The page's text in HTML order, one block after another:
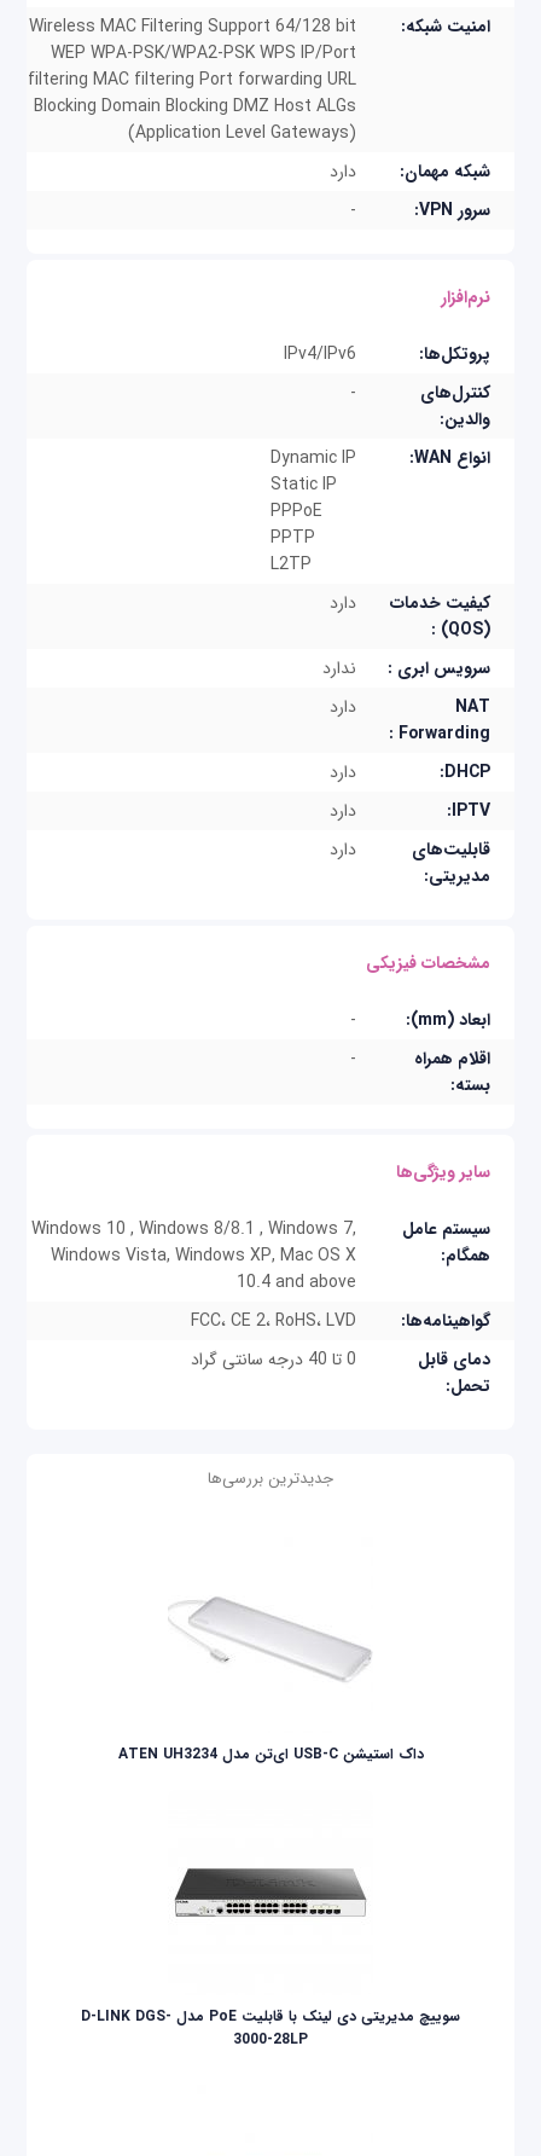
امنیت شبکه:
Wireless MAC Filtering Support 64/128 bit
WEP WPA-PSK/WPA2-PSK WPS IP/Port
filtering MAC filtering Port forwarding URL
Blocking Domain Blocking DMZ Host ALGs
(Application Level Gateways)
شبکه مهمان:
دارد
سرور VPN:
-
نرم‌افزار
پروتکل‌ها:
IPv4/IPv6
کنترل‌‌های
والدین:
-
انواع WAN:
Dynamic IP
Static IP
PPPoE
PPTP
L2TP
کیفیت خدمات
(QOS) :
دارد
سرویس ابری :
ندارد
NAT
Forwarding :
دارد
DHCP:
دارد
IPTV:
دارد
قابلیت‌های
مدیریتی:
دارد
مشخصات فیزیکی
ابعاد (mm):
-
اقلام همراه
بسته:
-
سایر ویژگی‌ها
سیستم عامل
همگام:
Windows 10 , Windows 8/8.1 , Windows 7,
Windows Vista, Windows XP, Mac OS X
10.4 and above
گواهینامه‌ها:
FCC، CE 2، RoHS، LVD
دمای قابل
تحمل:
0 تا 40 درجه سانتی گراد
جدیدترین بررسی‌ها
داک استیشن USB-C ای‌تن مدل ATEN UH3234
سوییچ مدیریتی دی لینک با قابلیت PoE مدل D-LINK DGS-
3000-28LP